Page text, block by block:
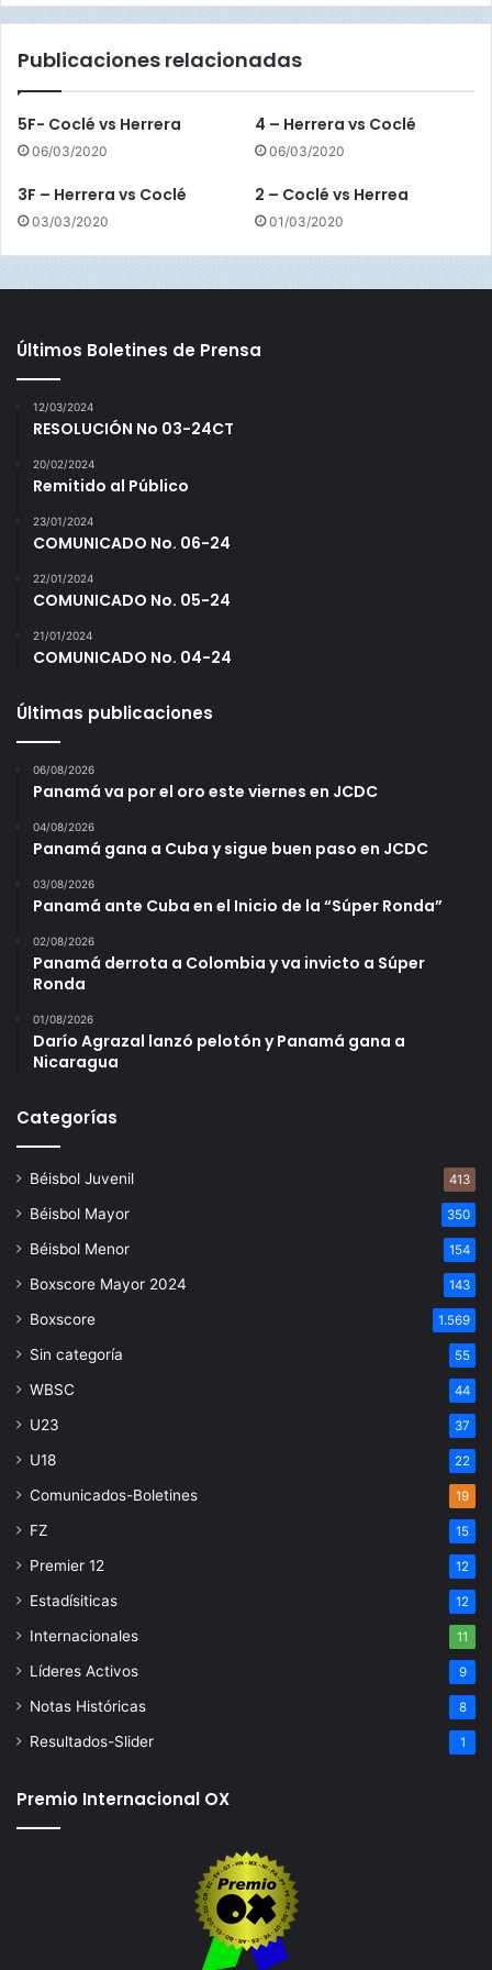
-
q
u
Publicaciones relacionadas
5F- Coclé vs Herrera
06/03/2020
4 – Herrera vs Coclé
06/03/2020
3F – Herrera vs Coclé
03/03/2020
2 – Coclé vs Herrea
01/03/2020
Últimos Boletines de Prensa
12/03/2024
RESOLUCIÓN No 03-24CT
20/02/2024
Remitido al Público
23/01/2024
COMUNICADO No. 06-24
22/01/2024
COMUNICADO No. 05-24
21/01/2024
COMUNICADO No. 04-24
Últimas publicaciones
06/08/2026
Panamá va por el oro este viernes en JCDC
04/08/2026
Panamá gana a Cuba y sigue buen paso en JCDC
03/08/2026
Panamá ante Cuba en el Inicio de la “Súper Ronda”
02/08/2026
Panamá derrota a Colombia y va invicto a Súper
Ronda
01/08/2026
Darío Agrazal lanzó pelotón y Panamá gana a
Nicaragua
Categorías
Béisbol Juvenil 413
Béisbol Mayor 350
Béisbol Menor 154
Boxscore Mayor 2024 143
Boxscore 1.569
Sin categoría 55
WBSC 44
U23 37
U18 22
Comunicados-Boletines 19
FZ 15
Premier 12 12
Estadísiticas 12
Internacionales 11
Líderes Activos 9
Notas Históricas 8
Resultados-Slider 1
Premio Internacional OX